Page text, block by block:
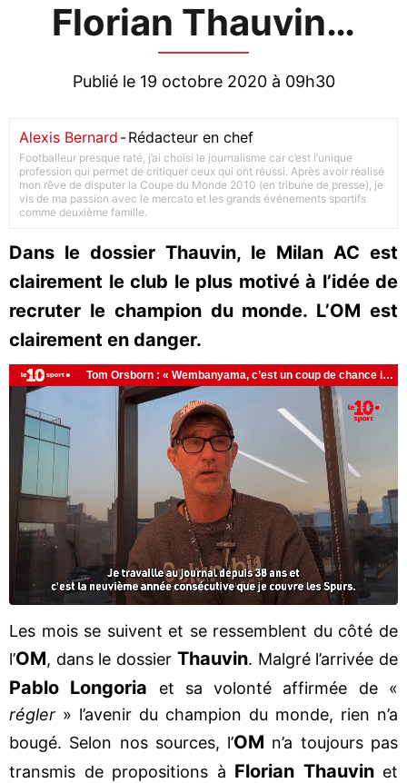
Florian Thauvin…
Publié le 19 octobre 2020 à 09h30
Alexis Bernard -Rédacteur en chef
Footballeur presque raté, j’ai choisi le journalisme car c’est l’unique
profession qui permet de critiquer ceux qui ont réussi. Après avoir réalisé
mon rêve de disputer la Coupe du Monde 2010 (en tribune de presse), je
vis de ma passion avec le mercato et les grands événements sportifs
comme deuxième famille.
Dans le dossier Thauvin, le Milan AC est
clairement le club le plus motivé à l’idée de
recruter le champion du monde. L’OM est
clairement en danger.
Les mois se suivent et se ressemblent du côté de
l’OM, dans le dossier Thauvin. Malgré l’arrivée de
Pablo Longoria et sa volonté affirmée de «
régler » l’avenir du champion du monde, rien n’a
bougé. Selon nos sources, l’OM n’a toujours pas
transmis de propositions à Florian Thauvinet